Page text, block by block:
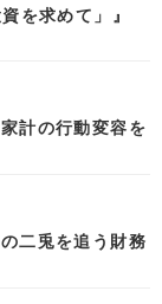
を求めて」』
計の行動変容を
二兎を追う財務